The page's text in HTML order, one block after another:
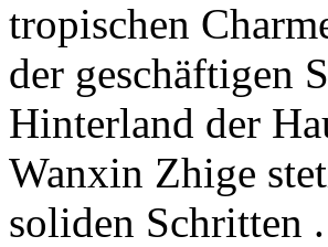
tropischen
der geschäftigen
Hinterland der
Wanxin Zhige
soliden Schritten .